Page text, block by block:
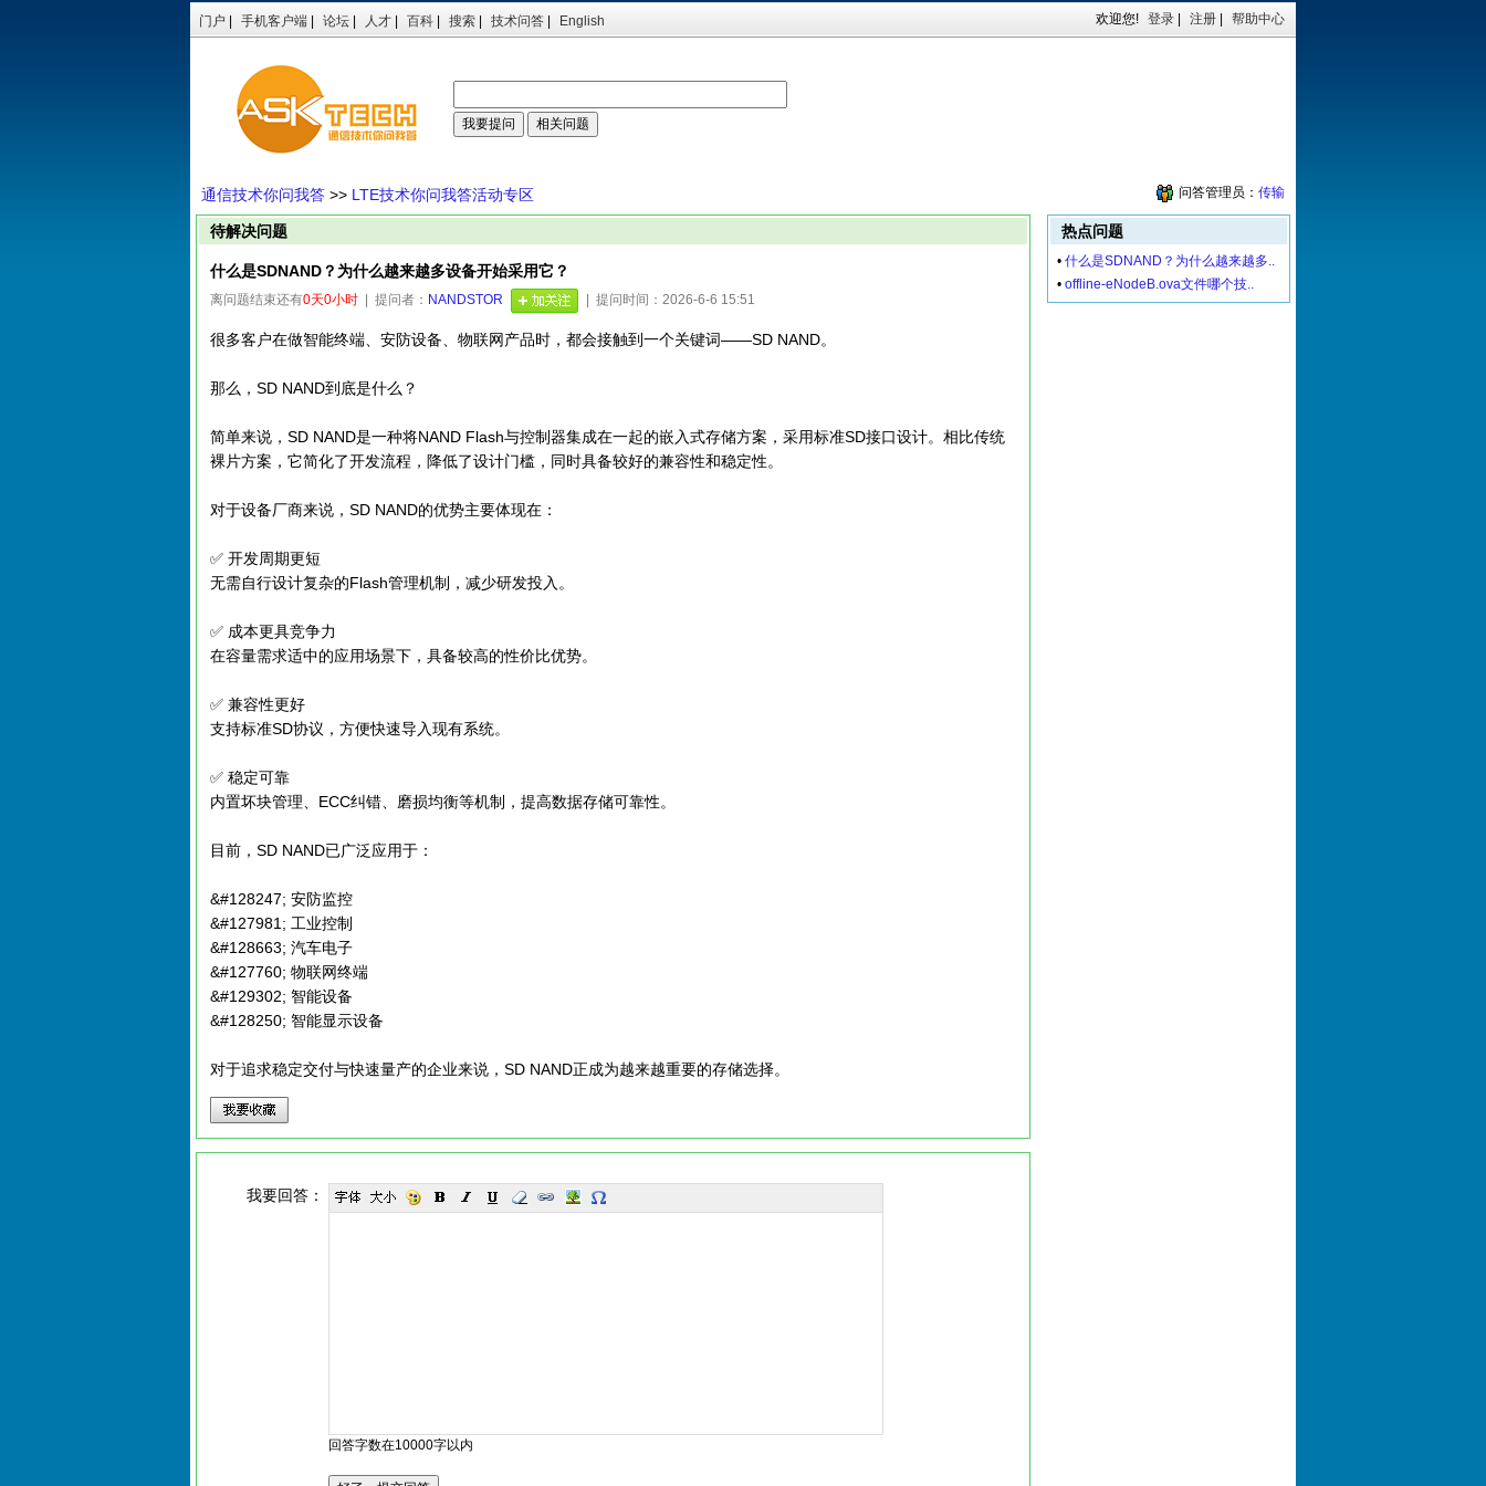
门户 手机客户端 论坛 人才 百科 搜索 技术问答 English 欢迎您! 登录 注册 帮助中心
问答管理员： 传输
通信技术你问我答 >> LTE技术你问我答活动专区
待解决问题
什么是SDNAND？为什么越来越多设备开始采用它？
离问题结束还有0天0小时 | 提问者： NANDSTOR | 提问时间：2026-6-6 15:51
很多客户在做智能终端、安防设备、物联网产品时，都会接触到一个关键词——SD NAND。
那么，SD NAND到底是什么？
简单来说，SD NAND是一种将NAND Flash与控制器集成在一起的嵌入式存储方案，采用标准SD接口设计。相比传统
裸片方案，它简化了开发流程，降低了设计门槛，同时具备较好的兼容性和稳定性。
对于设备厂商来说，SD NAND的优势主要体现在：
✅ 开发周期更短
无需自行设计复杂的Flash管理机制，减少研发投入。
✅ 成本更具竞争力
在容量需求适中的应用场景下，具备较高的性价比优势。
✅ 兼容性更好
支持标准SD协议，方便快速导入现有系统。
✅ 稳定可靠
内置坏块管理、ECC纠错、磨损均衡等机制，提高数据存储可靠性。
目前，SD NAND已广泛应用于：
&#128247; 安防监控
&#127981; 工业控制
&#128663; 汽车电子
&#127760; 物联网终端
&#129302; 智能设备
&#128250; 智能显示设备
对于追求稳定交付与快速量产的企业来说，SD NAND正成为越来越重要的存储选择。
我要回答：
回答字数在10000字以内
热点问题
• 什么是SDNAND？为什么越来越多..
• offline-eNodeB.ova文件哪个技..